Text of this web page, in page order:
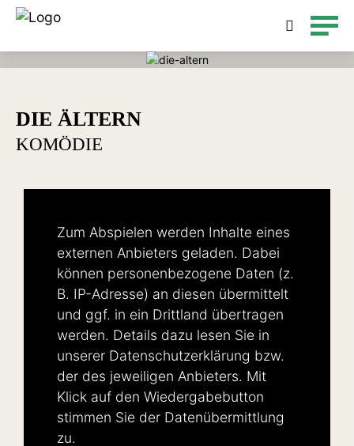
DIE ÄLTERN
KOMÖDIE
Zum Abspielen werden Inhalte eines
externen Anbieters geladen. Dabei
können personenbezogene Daten (z.
B. IP-Adresse) an diesen übermittelt
und ggf. in ein Drittland übertragen
werden. Details dazu lesen Sie in
unserer Datenschutzerklärung bzw.
der des jeweiligen Anbieters. Mit
Klick auf den Wiedergabebutton
stimmen Sie der Datenübermittlung
zu.